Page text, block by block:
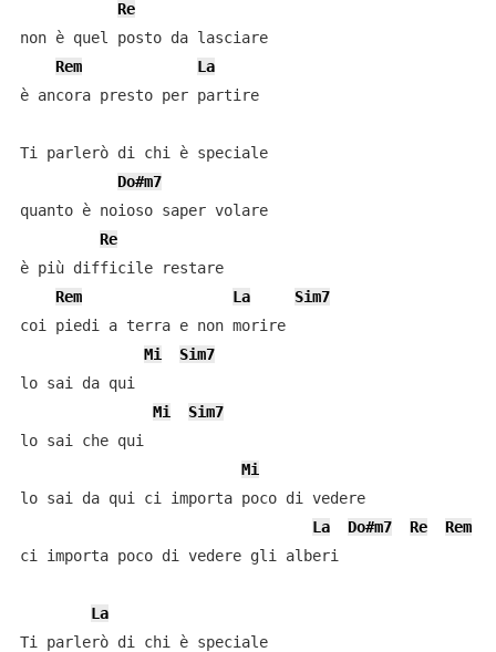
Re
non è quel posto da lasciare
Rem
La
è ancora presto per partire
Ti parlerò di chi è speciale
Do#m7
quanto è noioso saper volare
Re
è più difficile restare
Rem
La
Sim7
coi piedi a terra e non morire
Mi
Sim7
lo sai da qui
Mi
Sim7
lo sai che qui
Mi
lo sai da qui ci importa poco di vedere
La
Do#m7 Re Rem
ci importa poco di vedere gli alberi
La
Ti parlerò di chi è speciale